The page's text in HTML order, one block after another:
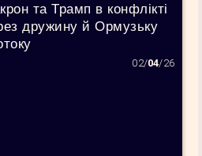
та Трамп в конфлікті
дружину й Ормузьку
02/04/26